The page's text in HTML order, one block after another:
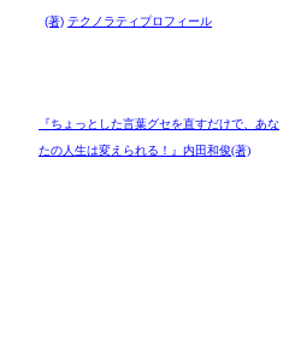
(著) テクノラティプロフィール
『ちょっとした言葉グセを直すだけで、あな
たの人生は変えられる！』内田和俊(著)